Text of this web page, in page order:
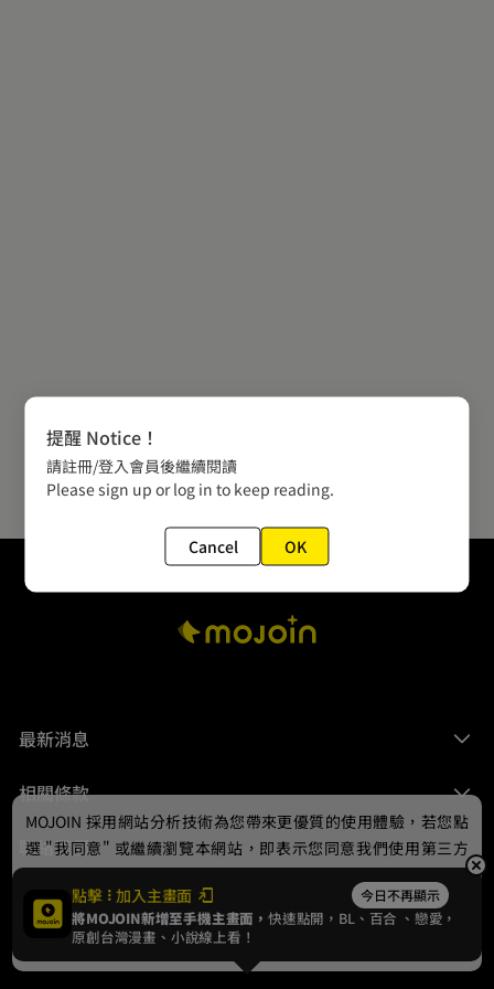
最新消息
相關條款
聯絡我們
© 2024 gamania Digital Entertainment Co., Ltd.
點擊 加入主畫面 今日不再顯示
將MOJOIN新增至手機主畫面，快速點開，BL、 百合 、戀愛，
原創台灣漫畫、小說線上看！
MOJOIN 採用網站分析技術為您帶來更優質的使用體驗，若您點
選 "我同意" 或繼續瀏覽本網站，即表示您同意我們使用第三方
Cookie，欲瞭解更多資訊請見隱私權政策。
我同意
提醒 Notice！
請註冊/登入會員後繼續閱讀
Please sign up or log in to keep reading.
Cancel OK